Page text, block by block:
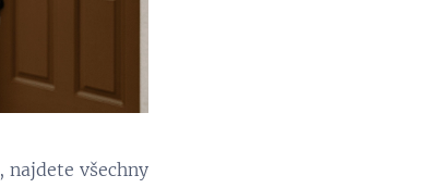
, najdete všechny